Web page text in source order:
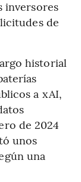
inversores
de
historial
a xAI,
de 2024
unos
una